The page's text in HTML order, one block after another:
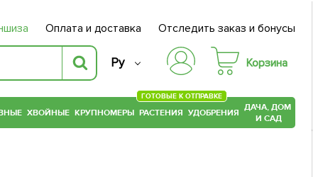
Оплата и доставка Отследить заказ и бонусы
Ру Корзина
ХВОЙНЫЕ КРУПНОМЕРЫ РАСТЕНИЯ
ГОТОВЫЕ К ОТПРАВКЕ
УДОБРЕНИЯ ДАЧА, ДОМ
И САД